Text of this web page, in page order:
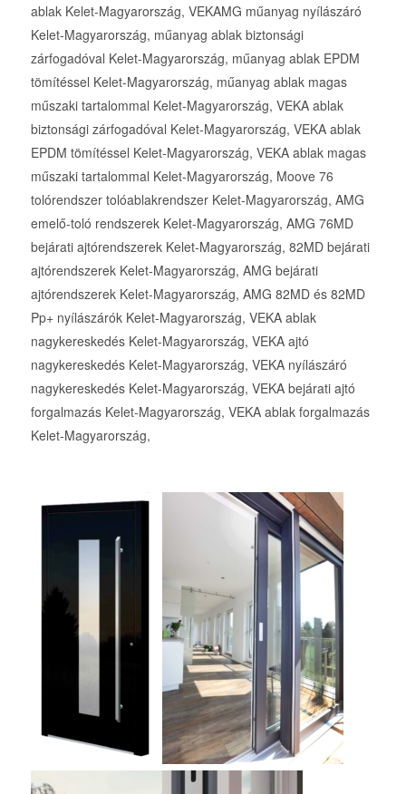
ablak Kelet-Magyarország, VEKAMG műanyag nyílászáró
Kelet-Magyarország, műanyag ablak biztonsági
zárfogadóval Kelet-Magyarország, műanyag ablak EPDM
tömítéssel Kelet-Magyarország, műanyag ablak magas
műszaki tartalommal Kelet-Magyarország, VEKA ablak
biztonsági zárfogadóval Kelet-Magyarország, VEKA ablak
EPDM tömítéssel Kelet-Magyarország, VEKA ablak magas
műszaki tartalommal Kelet-Magyarország, Moove 76
tolórendszer tolóablakrendszer Kelet-Magyarország, AMG
emelő-toló rendszerek Kelet-Magyarország, AMG 76MD
bejárati ajtórendszerek Kelet-Magyarország, 82MD bejárati
ajtórendszerek Kelet-Magyarország, AMG bejárati
ajtórendszerek Kelet-Magyarország, AMG 82MD és 82MD
Pp+ nyílászárók Kelet-Magyarország, VEKA ablak
nagykereskedés Kelet-Magyarország, VEKA ajtó
nagykereskedés Kelet-Magyarország, VEKA nyílászáró
nagykereskedés Kelet-Magyarország, VEKA bejárati ajtó
forgalmazás Kelet-Magyarország, VEKA ablak forgalmazás
Kelet-Magyarország,